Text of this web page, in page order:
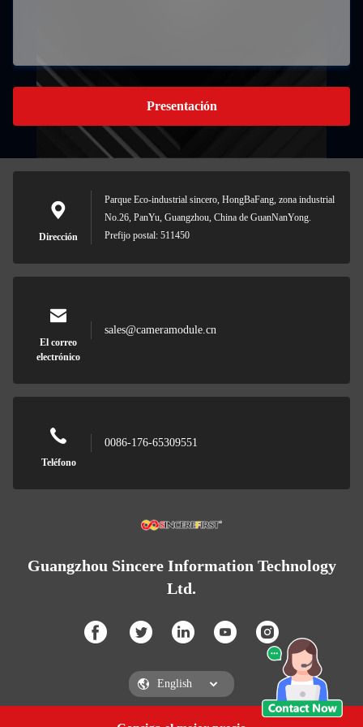
Presentación
Dirección
Parque Eco-industrial sincero, HongBaFang, zona industrial
No.26, PanYu, Guangzhou, China de GuanNanYong.
Prefijo postal: 511450
El correo
electrónico
sales@cameramodule.cn
Teléfono
0086-176-65309551
Guangzhou Sincere Information Technology
Ltd.